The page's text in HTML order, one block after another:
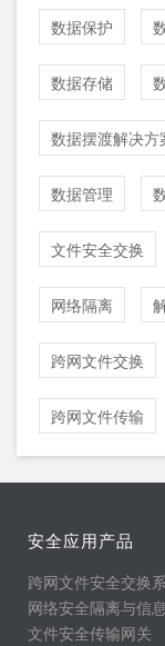
数据保护
数据存储
数据摆渡解决方
数据管理
文件安全交换
网络隔离
跨网文件交换
跨网文件传输
安全应用产品
跨网文件安全交换
网络安全隔离与信
文件安全传输网关